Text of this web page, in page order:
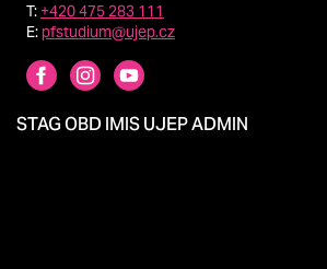
T:+420 475 283 111
E:pfstudium@ujep.cz
STAGOBDIMISUJEPADMIN